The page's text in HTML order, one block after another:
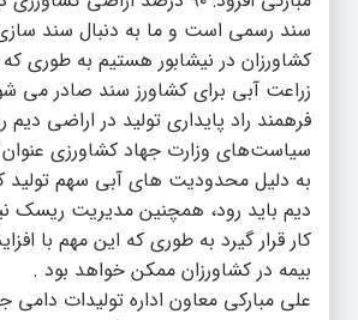
سند رسمی است و ما به دنبال سند
زراعت آبی برای کشاورز سند صادر می
فرهمند راد پایداری تولید در اراضی دیم
سیاست‌های وزارت جهاد کشاورزی
به دلیل محدودیت های آبی سهم تولید
دیم باید رود، همچنین مدیریت ریسک
کار قرار گیرد به طوری که این مهم با
بیمه در کشاورزان ممکن خواهد بود .
علی مبارکی معاون اداره تولیدات دامی